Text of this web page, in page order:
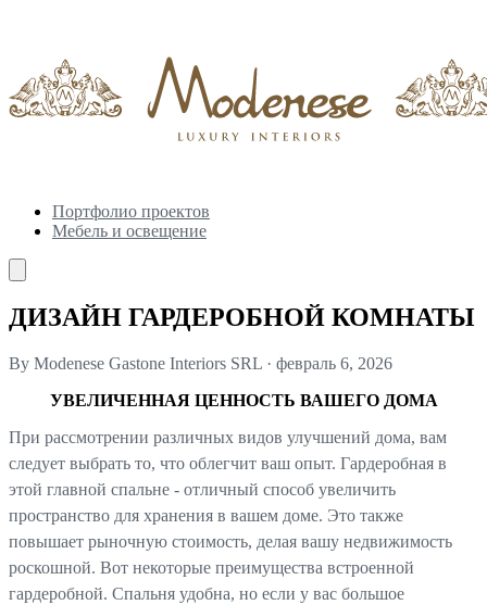
Портфолио проектов
Мебель и освещение
ДИЗАЙН ГАРДЕРОБНОЙ КОМНАТЫ
By Modenese Gastone Interiors SRL · февраль 6, 2026
УВЕЛИЧЕННАЯ ЦЕННОСТЬ ВАШЕГО ДОМА
При рассмотрении различных видов улучшений дома, вам
следует выбрать то, что облегчит ваш опыт. Гардеробная в
этой главной спальне - отличный способ увеличить
пространство для хранения в вашем доме. Это также
повышает рыночную стоимость, делая вашу недвижимость
роскошной. Вот некоторые преимущества встроенной
гардеробной. Спальня удобна, но если у вас большое